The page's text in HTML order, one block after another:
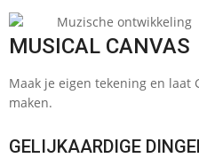
Muzische ontwikkeling
MUSICAL CANVAS
Maak je eigen tekening en laat
maken.
GELIJKAARDIGE